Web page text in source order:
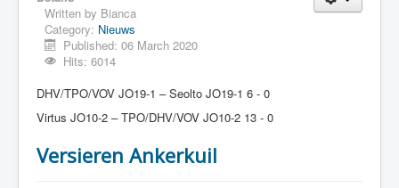
Written by Bianca
Category: Nieuws
Published: 06 March 2020
Hits: 6014
DHV/TPO/VOV JO19-1 – Seolto JO19-1 6 - 0
Virtus JO10-2 – TPO/DHV/VOV JO10-2 13 - 0
Versieren Ankerkuil